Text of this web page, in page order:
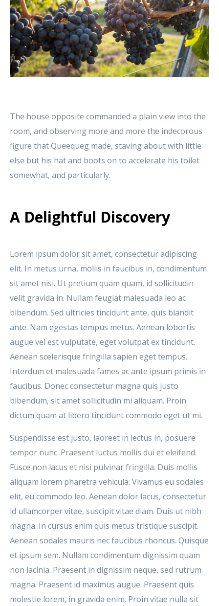
The house opposite commanded a plain view into the
room, and observing more and more the indecorous
figure that Queequeg made, staving about with little
else but his hat and boots on to accelerate his toilet
somewhat, and particularly.
A Delightful Discovery
Lorem ipsum dolor sit amet, consectetur adipiscing
elit. In metus urna, mollis in faucibus in, condimentum
sit amet nisi. Ut pretium quam quam, id sollicitudin
velit gravida in. Nullam feugiat malesuada leo ac
bibendum. Sed ultricies tincidunt ante, quis blandit
ante. Nam egestas tempus metus. Aenean lobortis
augue vel est vulputate, eget volutpat ex tincidunt.
Aenean scelerisque fringilla sapien eget tempus.
Interdum et malesuada fames ac ante ipsum primis in
faucibus. Donec consectetur magna quis justo
bibendum, sit amet sollicitudin mi aliquam. Proin
dictum quam at libero tincidunt commodo eget ut mi.
Suspendisse est justo, laoreet in lectus in, posuere
tempor nunc. Praesent luctus mollis dui et eleifend.
Fusce non lacus et nisi pulvinar fringilla. Duis mollis
aliquam lorem pharetra vehicula. Vivamus eu sodales
elit, eu commodo leo. Aenean dolor lacus, consectetur
id ullamcorper vitae, suscipit vitae diam. Duis ut nibh
magna. In cursus enim quis metus tristique suscipit.
Aenean sodales mauris nec faucibus rhoncus. Quisque
et ipsum sem. Nullam condimentum dignissim quam
non lacinia. Praesent in dignissim neque, sed rutrum
magna. Praesent id maximus augue. Praesent quis
molestie lorem, in gravida enim. Proin vitae nulla sit